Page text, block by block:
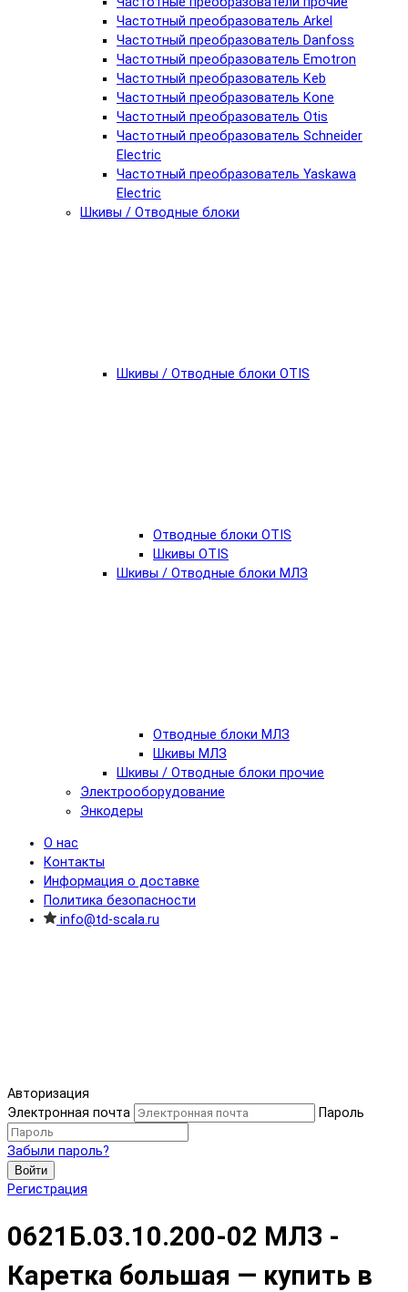
Частотный преобразователь Arkel
Частотный преобразователь Danfoss
Частотный преобразователь Emotron
Частотный преобразователь Keb
Частотный преобразователь Kone
Частотный преобразователь Otis
Частотный преобразователь Schneider
Electric
Частотный преобразователь Yaskawa
Electric
Шкивы / Отводные блоки
Шкивы / Отводные блоки OTIS
Отводные блоки OTIS
Шкивы OTIS
Шкивы / Отводные блоки МЛЗ
Отводные блоки МЛЗ
Шкивы МЛЗ
Шкивы / Отводные блоки прочие
Электрооборудование
Энкодеры
О нас
Контакты
Информация о доставке
Политика безопасности
info@td-scala.ru
Авторизация
Электронная почта
Пароль
Забыли пароль?
Войти
Регистрация
0621Б.03.10.200-02 МЛЗ -
Каретка большая — купить в